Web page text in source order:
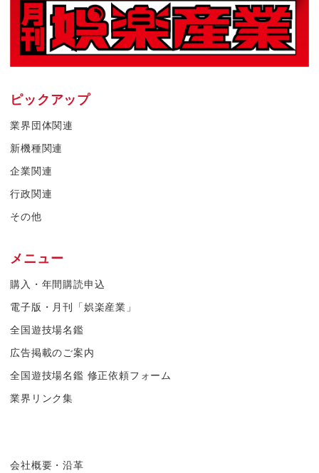
ピックアップ
業界団体関連
新機種関連
企業関連
行政関連
その他
メニュー
購入・年間購読申込
電子版・月刊「娯楽産業」
全国遊技場名鑑
広告掲載のご案内
全国遊技場名鑑 修正依頼フォーム
業界リンク集
会社概要・沿革